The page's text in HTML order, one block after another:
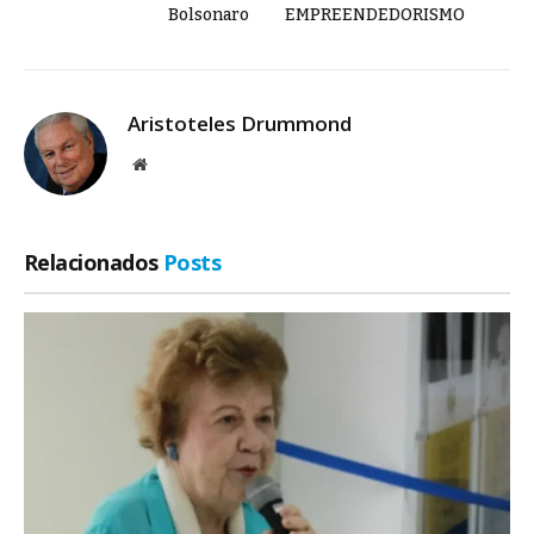
Bolsonaro
EMPREENDEDORISMO
Aristoteles Drummond
Site
Relacionados Posts